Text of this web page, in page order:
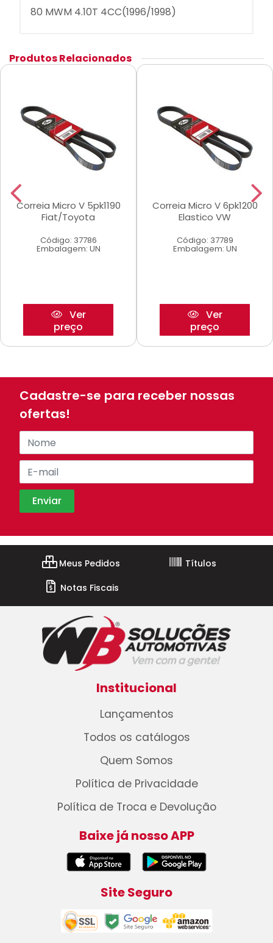
80 MWM 4.10T 4CC(1996/1998)
Produtos Relacionados
Correia Micro V 5pk1190
Fiat/Toyota
Código: 37786
Embalagem: UN
Ver
preço
Correia Micro V 6pk1200
Elastico VW
Código: 37789
Embalagem: UN
Ver
preço
Cadastre-se para receber nossas
ofertas!
Meus Pedidos
Títulos
Notas Fiscais
Institucional
Lançamentos
Todos os catálogos
Quem Somos
Política de Privacidade
Política de Troca e Devolução
Baixe já nosso APP
Site Seguro